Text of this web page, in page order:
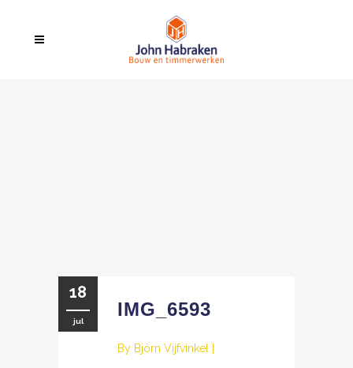
18
jul
IMG_6593
By Björn Vijfvinkel